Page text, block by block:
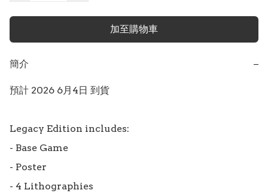
加至購物車
簡介 −
預計 2026 6月4日 到貨
Legacy Edition includes:
- Base Game
- Poster
- 4 Lithographies